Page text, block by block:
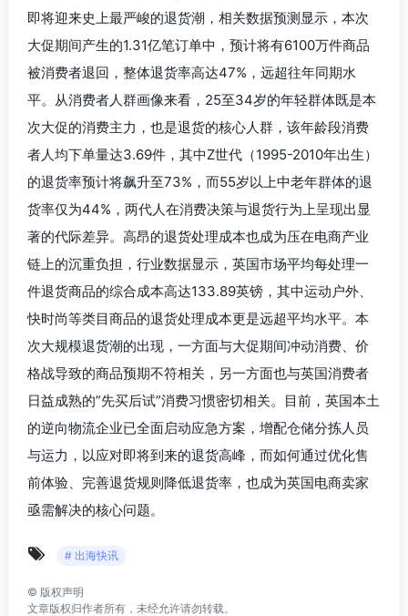
即将迎来史上最严峻的退货潮，相关数据预测显示，本次
大促期间产生的1.31亿笔订单中，预计将有6100万件商品
被消费者退回，整体退货率高达47%，远超往年同期水
平。从消费者人群画像来看，25至34岁的年轻群体既是本
次大促的消费主力，也是退货的核心人群，该年龄段消费
者人均下单量达3.69件，其中Z世代（1995-2010年出生）
的退货率预计将飙升至73%，而55岁以上中老年群体的退
货率仅为44%，两代人在消费决策与退货行为上呈现出显
著的代际差异。高昂的退货处理成本也成为压在电商产业
链上的沉重负担，行业数据显示，英国市场平均每处理一
件退货商品的综合成本高达133.89英镑，其中运动户外、
快时尚等类目商品的退货处理成本更是远超平均水平。本
次大规模退货潮的出现，一方面与大促期间冲动消费、价
格战导致的商品预期不符相关，另一方面也与英国消费者
日益成熟的”先买后试”消费习惯密切相关。目前，英国本土
的逆向物流企业已全面启动应急方案，增配仓储分拣人员
与运力，以应对即将到来的退货高峰，而如何通过优化售
前体验、完善退货规则降低退货率，也成为英国电商卖家
亟需解决的核心问题。
# 出海快讯
© 版权声明
文章版权归作者所有，未经允许请勿转载。